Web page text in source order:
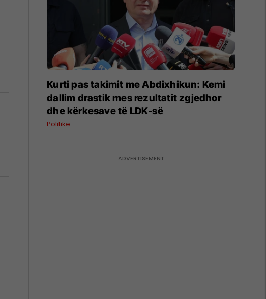
Kurti pas takimit me Abdixhikun: Kemi
dallim drastik mes rezultatit zgjedhor
dhe kërkesave të LDK-së
Politikë